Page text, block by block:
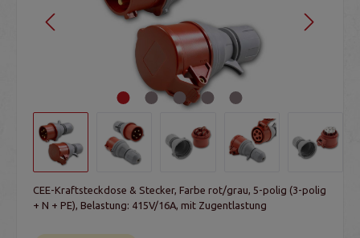
CEE-Kraftsteckdose & Stecker, Farbe rot/grau, 5-polig (3-polig
+ N + PE), Belastung: 415V/16A, mit Zugentlastung